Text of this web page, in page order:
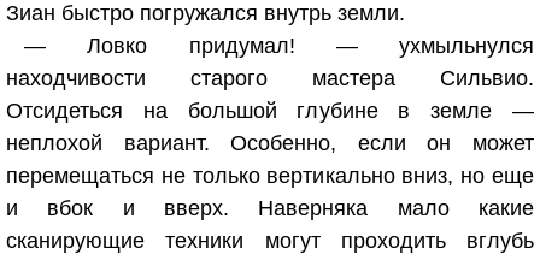
Зиан быстро погружался внутрь земли.
— Ловко придумал! — ухмыльнулся
находчивости старого мастера Сильвио.
Отсидеться на большой глубине в земле —
неплохой вариант. Особенно, если он может
перемещаться не только вертикально вниз, но еще
и вбок и вверх. Наверняка мало какие
сканирующие техники могут проходить вглубь